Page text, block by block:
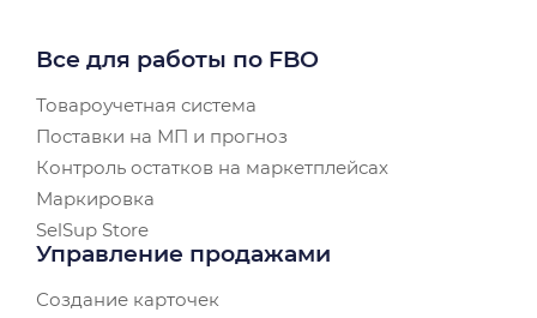
Все для работы по FBO
Товароучетная система
Поставки на МП и прогноз
Контроль остатков на маркетплейсах
Маркировка
SelSup Store
Управление продажами
Создание карточек